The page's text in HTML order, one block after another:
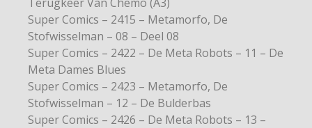
Super Comics – 2415 – Metamorfo, De
Stofwisselman – 08 – Deel 08
Super Comics – 2422 – De Meta Robots – 11 – De
Meta Dames Blues
Super Comics – 2423 – Metamorfo, De
Stofwisselman – 12 – De Bulderbas
Super Comics – 2426 – De Meta Robots – 13 –